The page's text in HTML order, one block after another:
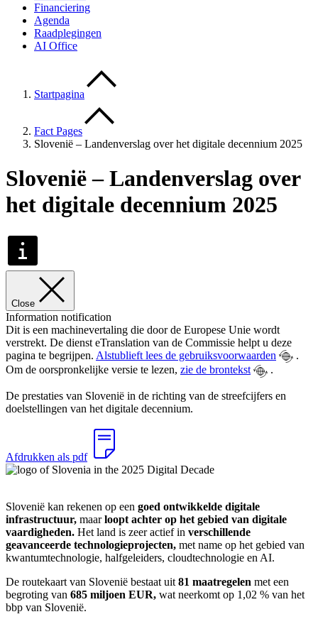
Financiering
Agenda
Raadplegingen
AI Office
Startpagina
Fact Pages
Slovenië – Landenverslag over het digitale decennium 2025
Slovenië – Landenverslag over
het digitale decennium 2025
Close
Information notification
Dit is een machinevertaling die door de Europese Unie wordt
verstrekt. De dienst eTranslation van de Commissie helpt u deze
pagina te begrijpen. Alstublieft lees de gebruiksvoorwaarden
.
Om de oorspronkelijke versie te lezen, zie de brontekst .
De prestaties van Slovenië in de richting van de streefcijfers en
doelstellingen van het digitale decennium.
Afdrukken als pdf
Slovenië kan rekenen op een goed ontwikkelde digitale
infrastructuur, maarloopt achter op het gebied van digitale
vaardigheden. Het land is zeer actief in verschillende
geavanceerde technologieprojecten, met name op het gebied van
kwantumtechnologie, halfgeleiders, cloudtechnologie en AI.
De routekaart van Slovenië bestaat uit 81 maatregelen met een
begroting van 685 miljoen EUR, wat neerkomt op 1,02 % van het
bbp van Slovenië.